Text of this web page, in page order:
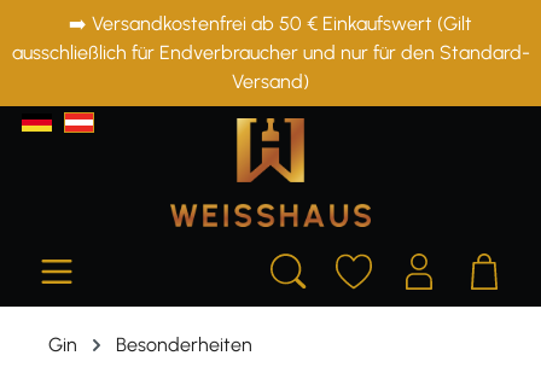
springen
➡️ Versandkostenfrei ab 50 € Einkaufswert (Gilt
ausschließlich für Endverbraucher und nur für den Standard-
Versand)
Gin Besonderheiten